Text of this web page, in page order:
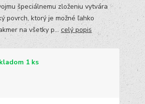
špeciálnemu zloženiu vytvára
povrch, ktorý je možné ľahko
na všetky p... celý popis
1 ks